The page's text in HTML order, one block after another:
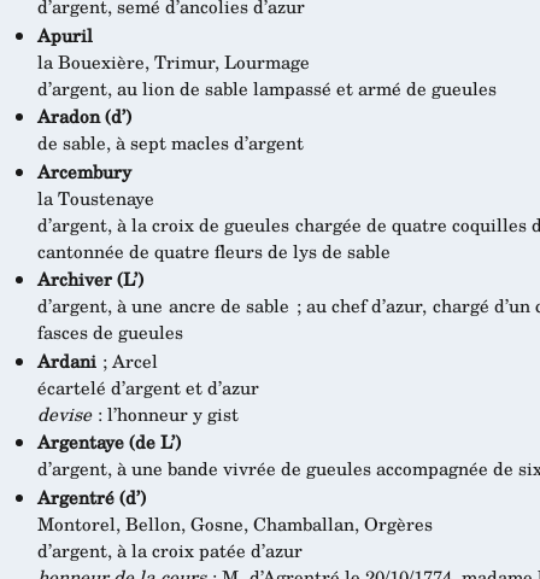
d’argent, semé d’ancolies d’azur
Apuril
la Bouexière, Trimur, Lourmage
d’argent, au lion de sable lampassé et armé de gueules
Aradon (d’)
de sable, à sept macles d’argent
Arcembury
la Toustenaye
d’argent, à la croix de gueules chargée de quatre coquilles
cantonnée de quatre fleurs de lys de sable
Archiver (L’)
d’argent, à une ancre de sable ; au chef d’azur, chargé
fasces de gueules
Ardani; Arcel
écartelé d’argent et d’azur
devise: l’honneur y gist
Argentaye (de L’)
d’argent, à une bande vivrée de gueules accompagnée de
Argentré (d’)
Montorel, Bellon, Gosne, Chamballan, Orgères
d’argent, à la croix patée d’azur